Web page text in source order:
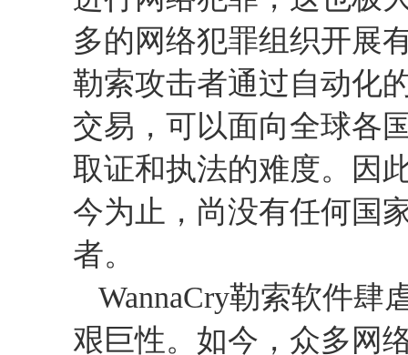
多的网络犯罪组织开展
勒索攻击者通过自动化
交易，可以面向全球各
取证和执法的难度。因
今为止，尚没有任何国
者。
WannaCry勒索软件肆
艰巨性。如今，众多网